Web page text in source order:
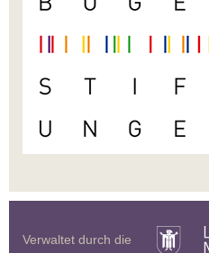
Verwaltet durch die